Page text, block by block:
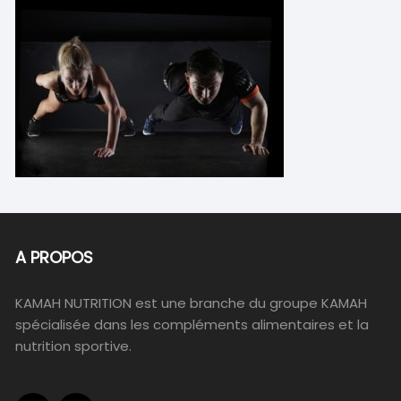
A PROPOS
KAMAH NUTRITION est une branche du groupe KAMAH
spécialisée dans les compléments alimentaires et la
nutrition sportive.